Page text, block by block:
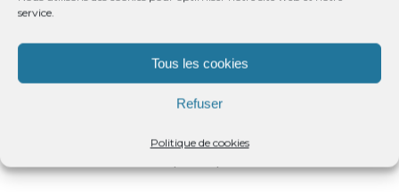
service.
Tous les cookies
Refuser
Politique de cookies
m'aider à maigrir ?
une séance de
Quel type de régime le Dr